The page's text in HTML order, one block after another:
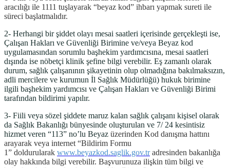
aracılığı ile 1111 tuşlayarak “beyaz kod” ihbarı yapmak sureti ile
süreci başlatmalıdır.
2- Herhangi bir şiddet olayı mesai saatleri içerisinde gerçekleşti ise,
Çalışan Hakları ve Güvenliği Birimine ve/veya Beyaz kod
uygulamasından sorumlu başhekim yardımcısına, mesai saatleri
dışında ise nöbetçi klinik şefine bilgi verebilir. Eş zamanlı olarak
durum, sağlık çalışanının şikayetinin olup olmadığına bakılmaksızın,
adli mercilere ve kurumun İl Sağlık Müdürlüğü) hukuk birimine
ilgili başhekim yardımcısı ve Çalışan Hakları ve Güvenliği Birimi
tarafından bildirimi yapılır.
3- Fiili veya sözel şiddete maruz kalan sağlık çalışanı kişisel olarak
da Sağlık Bakanlığı bünyesinde oluşturulan ve 7/ 24 kesintisiz
hizmet veren “113” no’lu Beyaz üzerinden Kod danışma hattını
arayarak veya internet “Bildirim Formu
1” doldurularak www.beyazkod.saglik.gov.tradresinden bakanlığa
olay hakkında bilgi verebilir. Başvurunuza ilişkin tüm bilgi ve